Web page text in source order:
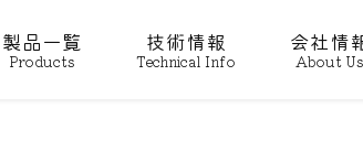
製品一覧
Products
技術情報
Technical Info
会社情
About Us